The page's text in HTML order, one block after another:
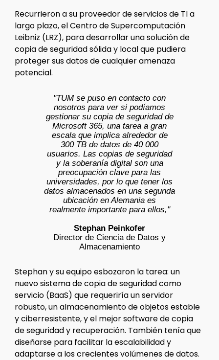
Recurrieron a su proveedor de servicios de TI a
largo plazo, el Centro de Supercomputación
Leibniz (LRZ), para desarrollar una solución de
copia de seguridad sólida y local que pudiera
proteger sus datos de cualquier amenaza
potencial.
"TUM se puso en contacto con
nosotros para ver si podíamos
gestionar su copia de seguridad de
Microsoft 365, una tarea a gran
escala que implica alrededor de
300 TB de datos de 40 000
usuarios. Las copias de seguridad
y la soberanía digital son una
preocupación clave para las
universidades, por lo que tener los
datos almacenados en una segunda
ubicación en Alemania es
realmente importante para ellos,"
Stephan Peinkofer
Director de Ciencia de Datos y
Almacenamiento
Stephan y su equipo esbozaron la tarea: un
nuevo sistema de copia de seguridad como
servicio (BaaS) que requeriría un servidor
robusto, un almacenamiento de objetos estable
y ciberresistente, y el mejor software de copia
de seguridad y recuperación. También tenía que
diseñarse para facilitar la escalabilidad y
adaptarse a los crecientes volúmenes de datos.